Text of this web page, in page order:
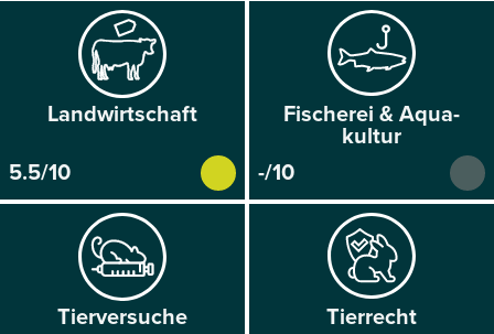
Land­wirtschaft
5.5/10
Fischerei & Aqua­
kultur
-/10
Tier­versuche
Tier­recht